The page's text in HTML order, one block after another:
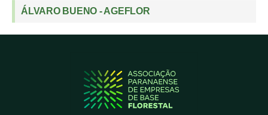
ÁLVARO BUENO - AGEFLOR